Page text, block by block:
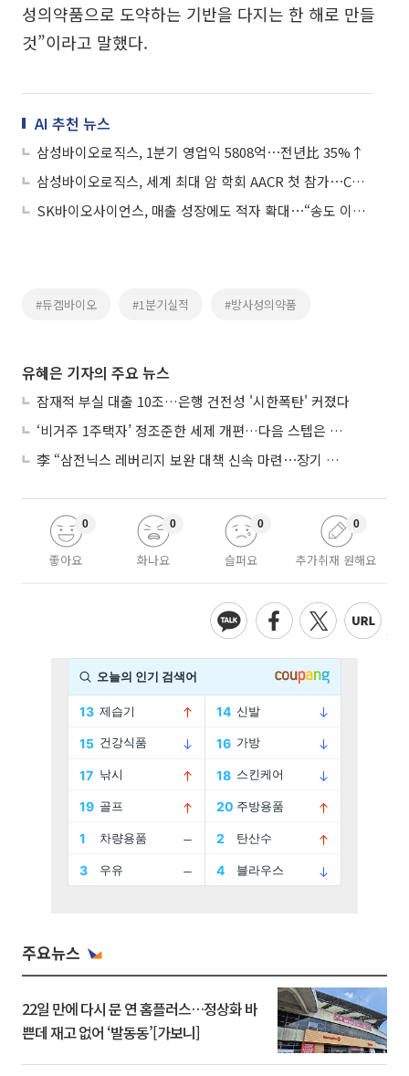
성의약품으로 도약하는 기반을 다지는 한 해로 만들
것”이라고 말했다.
AI 추천 뉴스
삼성바이오로직스, 1분기 영업익 5808억⋯전년比 35%↑
삼성바이오로직스, 세계 최대 암 학회 AACR 첫 참가⋯CRDMO 경쟁력 알린다
SK바이오사이언스, 매출 성장에도 적자 확대⋯“송도 이전‧R&D 비용 증가”
#듀켐바이오 #1분기실적 #방사성의약품
유혜은 기자의 주요 뉴스
잠재적 부실 대출 10조…은행 건전성 '시한폭탄' 커졌다
‘비거주 1주택자’ 정조준한 세제 개편…다음 스텝은 금융 대책
李 “삼전닉스 레버리지 보완 대책 신속 마련⋯장기 채무 과감히 탕감”
좋아요
0
화나요
0
슬퍼요
0
추가취재 원해요
0
주요뉴스
22일 만에 다시 문 연 홈플러스…정상화 바
쁜데 재고 없어 ‘발동동’[가보니]